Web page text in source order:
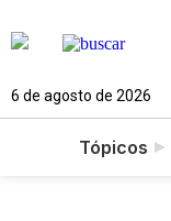
6 de agosto de 2026
Tópicos